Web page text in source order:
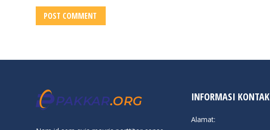
POST COMMENT
INFORMASI KONTAK
Alamat: